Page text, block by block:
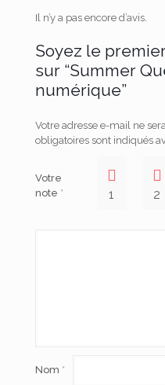
Il n’y a pas encore d’avis.
Soyez le
sur “Summer
numérique”
Votre adresse e-mail ne
obligatoires sont indiqués
Votre
note * 1 2
Nom *